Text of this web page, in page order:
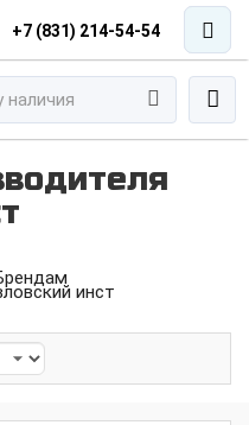
+7 (831) 214-54-54
инст